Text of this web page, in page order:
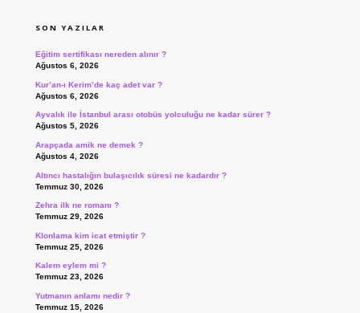
SON YAZILAR
Eğitim sertifikası nereden alınır ?
Ağustos 6, 2026
Kur’an-ı Kerim’de kaç adet var ?
Ağustos 6, 2026
Ayvalık ile İstanbul arası otobüs yolculuğu ne kadar sürer ?
Ağustos 5, 2026
Arapçada amik ne demek ?
Ağustos 4, 2026
Altıncı hastalığın bulaşıcılık süresi ne kadardır ?
Temmuz 30, 2026
Zehra ilk ne romanı ?
Temmuz 29, 2026
Klonlama kim icat etmiştir ?
Temmuz 25, 2026
Kalem eylem mi ?
Temmuz 23, 2026
Yutmanın anlamı nedir ?
Temmuz 15, 2026